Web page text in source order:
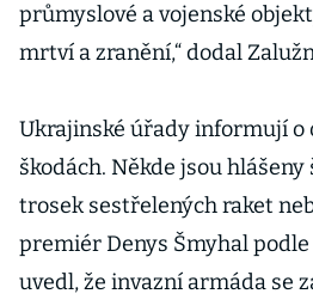
průmyslové a vojenské
mrtví a zranění,“ dodal
Ukrajinské úřady informují o
škodách. Někde jsou
trosek sestřelených raket
premiér Denys Šmyhal
uvedl, že invazní armáda se